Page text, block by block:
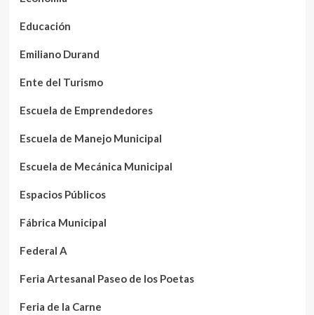
Educación
Emiliano Durand
Ente del Turismo
Escuela de Emprendedores
Escuela de Manejo Municipal
Escuela de Mecánica Municipal
Espacios Públicos
Fábrica Municipal
Federal A
Feria Artesanal Paseo de los Poetas
Feria de la Carne